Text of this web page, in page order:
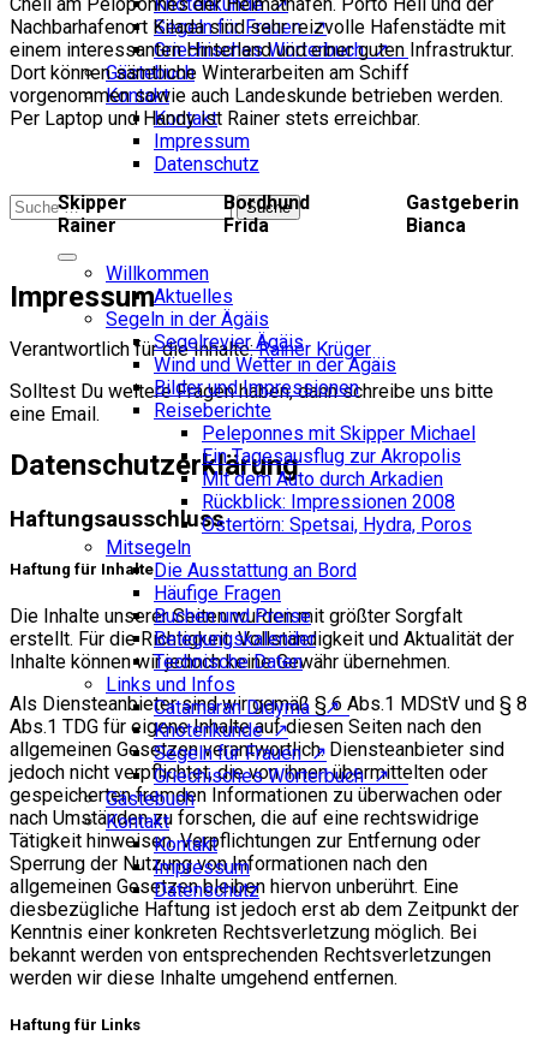
Segeln für Frauen ↗
Griechisches Wörterbuch ↗
Gästebuch
Kontakt
Kontakt
Impressum
Datenschutz
Suche
Willkommen
Aktuelles
Segeln in der Ägäis
Segelrevier Ägäis
Wind und Wetter in der Ägäis
Bilder und Impressionen
Reiseberichte
Peleponnes mit Skipper Michael
Ein Tagesausflug zur Akropolis
Mit dem Auto durch Arkadien
Rückblick: Impressionen 2008
Ostertörn: Spetsai, Hydra, Poros
Mitsegeln
Die Ausstattung an Bord
Häufige Fragen
Buchen und Preise
Belegungskalender
Technische Daten
Links und Infos
Catamaran Didyma ↗
Knotenkunde ↗
Segeln für Frauen ↗
Griechisches Wörterbuch ↗
Gästebuch
Kontakt
Kontakt
Impressum
Datenschutz
Nachbarhafenort Kilada sind sehr reizvolle Hafenstädte mit
einem interessanten Hinterland und einer guten Infrastruktur.
Dort können sämtliche Winterarbeiten am Schiff
vorgenommen sowie auch Landeskunde betrieben werden.
Per Laptop und Handy ist Rainer stets erreichbar.
Skipper
Rainer
Bordhund
Frida
Gastgeberin
Bianca
Impressum
Verantwortlich für die Inhalte:Rainer Krüger
Solltest Du weitere Fragen haben, dann schreibe uns bitte
eine Email.
Datenschutzerklärung
Haftungsausschluss
Haftung für Inhalte
Die Inhalte unserer Seiten wurden mit größter Sorgfalt
erstellt. Für die Richtigkeit, Vollständigkeit und Aktualität der
Inhalte können wir jedoch keine Gewähr übernehmen.
Als Diensteanbieter sind wir gemäß § 6 Abs.1 MDStV und § 8
Abs.1 TDG für eigene Inhalte auf diesen Seiten nach den
allgemeinen Gesetzen verantwortlich. Diensteanbieter sind
jedoch nicht verpflichtet, die von ihnen übermittelten oder
gespeicherten fremden Informationen zu überwachen oder
nach Umständen zu forschen, die auf eine rechtswidrige
Tätigkeit hinweisen. Verpflichtungen zur Entfernung oder
Sperrung der Nutzung von Informationen nach den
allgemeinen Gesetzen bleiben hiervon unberührt. Eine
diesbezügliche Haftung ist jedoch erst ab dem Zeitpunkt der
Kenntnis einer konkreten Rechtsverletzung möglich. Bei
bekannt werden von entsprechenden Rechtsverletzungen
werden wir diese Inhalte umgehend entfernen.
Haftung für Links